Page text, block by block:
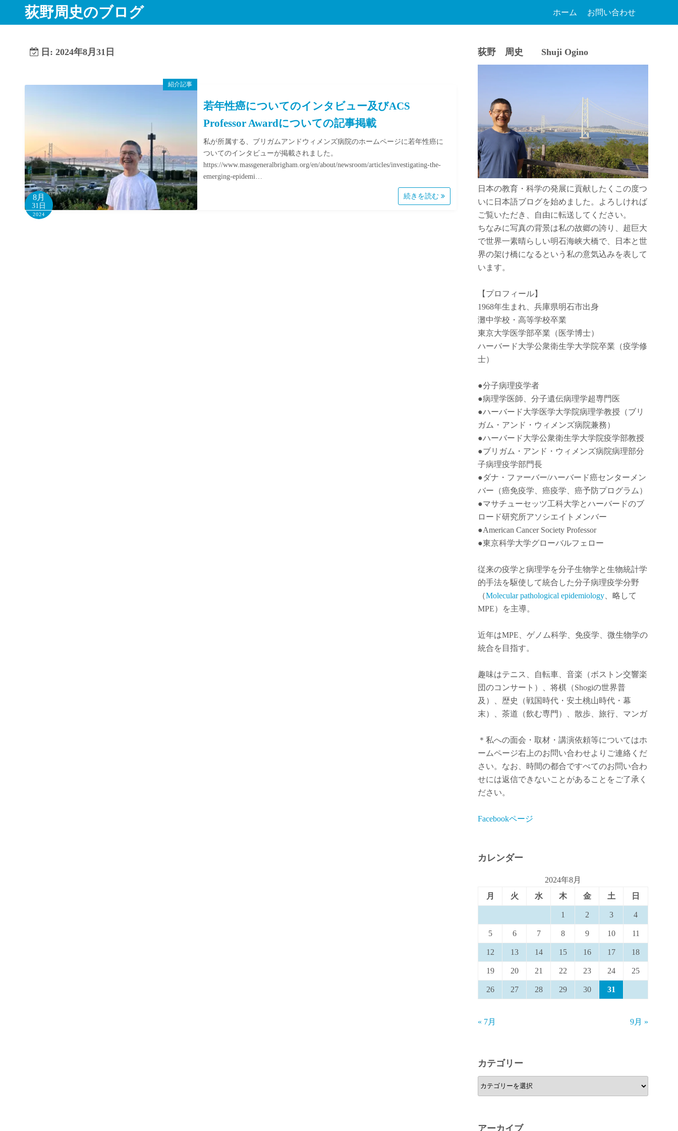
荻野周史のブログ ホーム お問い合わせ
日: 2024年8月31日
紹介記事
8月
31日
2024
若年性癌についてのインタビュー及びACS
Professor Awardについての記事掲載
私が所属する、ブリガムアンドウィメンズ病院のホームページに若年性癌に
ついてのインタビューが掲載されました。
https://www.massgeneralbrigham.org/en/about/newsroom/articles/investigating-the-
emerging-epidemi…
続きを読む
荻野 周史 Shuji Ogino
日本の教育・科学の発展に貢献したくこの度つ
いに日本語ブログを始めました。よろしければ
ご覧いただき、自由に転送してください。
ちなみに写真の背景は私の故郷の誇り、超巨大
で世界一素晴らしい明石海峡大橋で、日本と世
界の架け橋になるという私の意気込みを表して
います。
【プロフィール】
1968年生まれ、兵庫県明石市出身
灘中学校・高等学校卒業
東京大学医学部卒業（医学博士）
ハーバード大学公衆衛生学大学院卒業（疫学修
士）
●分子病理疫学者
●病理学医師、分子遺伝病理学超専門医
●ハーバード大学医学大学院病理学教授（ブリ
ガム・アンド・ウィメンズ病院兼務）
●ハーバード大学公衆衛生学大学院疫学部教授
●ブリガム・アンド・ウィメンズ病院病理部分
子病理疫学部門長
●ダナ・ファーバー/ハーバード癌センターメン
バー（癌免疫学、 癌疫学、癌予防プログラム）
●マサチューセッツ工科大学とハーバードのブ
ロード研究所アソシエイトメンバー
●American Cancer Society Professor
●東京科学大学グローバルフェロー
従来の疫学と病理学を分子生物学と生物統計学
的手法を駆使して統合した分子病理疫学分野
（Molecular pathological epidemiology、略して
MPE）を主導。
近年はMPE、ゲノム科学、免疫学、微生物学の
統合を目指す。
趣味はテニス、自転車、音楽（ボストン交響楽
団のコンサート）、将棋（Shogiの世界普
及）、歴史（戦国時代・安土桃山時代・幕
末）、茶道（飲む専門）、散歩、旅行、マンガ
＊私への面会・取材・講演依頼等についてはホ
ームページ右上のお問い合わせよりご連絡くだ
さい。なお、時間の都合ですべてのお問い合わ
せには返信できないことがあることをご了承く
ださい。
Facebookページ
カレンダー
2024年8月
月
火 水 木 金 土 日
1 2 3 4
5 6 7 8 9 10 11
12 13 14 15 16 17 18
19 20 21 22 23 24 25
26 27 28 29 30 31
« 7月 9月 »
カテゴリー
カ
テ
アーカイブ